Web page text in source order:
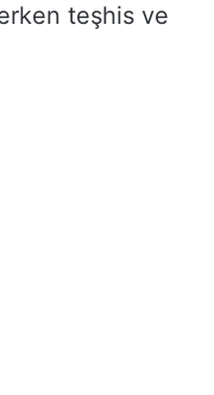
teşhis ve